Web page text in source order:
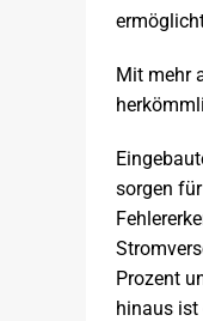
Mit mehr
sorgen
Prozent
hinaus ist